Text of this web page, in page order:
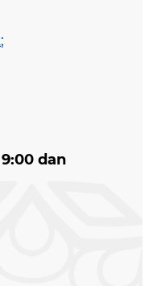
;
dan